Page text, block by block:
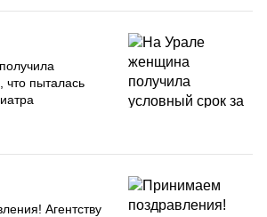
что пыталась
Агентству